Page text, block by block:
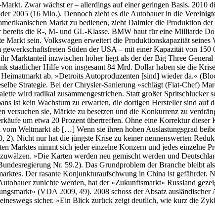
Zwar wächst er – allerdings auf einer geringen Basis.
2005 (16 Mio.). Dennoch zieht es die Autobauer in die
Markt zu bedienen, zieht Daimler die Produktion
die R-, M- und GL-Klasse. BMW baut für eine Milliarde
Markt sein. Volkswagen erweitert die Produktionskapazität
gewerkschaftsfreien Süden der USA – mit einer Kapazität von
Marktanteil inzwischen höher liegt als der der Big Three
staatlicher Hilfe von insgesamt 84 Mrd. Dollar haben sie die
ab. »Detroits Autoproduzenten [sind] wieder da.«
Strategie. Bei der Chrysler-Sanierung »schlägt (Fiat-Chef)
wird radikal zusammengestrichen. Statt großer
ist kein Wachstum zu erwarten, die dortigen Hersteller sind
versuchen sie, Märkte zu besetzen und die Konkurrenz zu
um etwa 20 Prozent übertreffen. Ohne eine Korrektur
Weltmarkt ab […] Wenn sie ihren hohen Auslastungsgrad
2). Nicht nur hat die jüngste Krise zu keiner nennenswerten
Marktes nimmt sich jeder einzelne Konzern und jedes einzelne
»Die Karten werden neu gemischt werden und
Nr. 59.2). Das Grundproblem der Branche bleibt
Der rasante Konjunkturaufschwung in China ist
zunichte werden, hat der »Zukunftsmarkt« Russland
(VDA 2009, 49). 2008 schoss der Absatz
sicher. »Ein Blick zurück zeigt deutlich, wie kurz die